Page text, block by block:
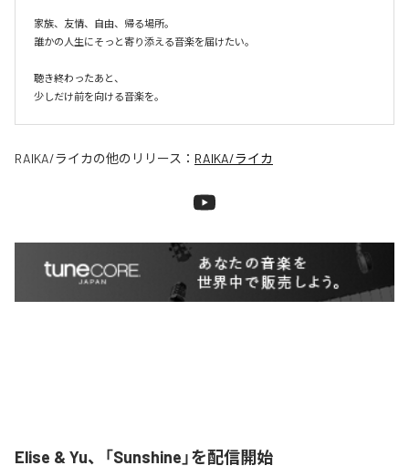
家族、友情、自由、帰る場所。
誰かの人生にそっと寄り添える音楽を届けたい。
聴き終わったあと、
少しだけ前を向ける音楽を。
RAIKA/ライカの他のリリース： RAIKA/ライカ
Elise & Yu、「Sunshine」を配信開始